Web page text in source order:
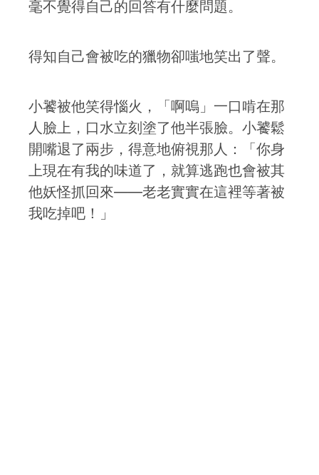
毫不覺得自己的回答有什麼問題。
得知自己會被吃的獵物卻嗤地笑出了聲。
小饕被他笑得惱火，「啊嗚」一口啃在那
人臉上，口水立刻塗了他半張臉。小饕鬆
開嘴退了兩步，得意地俯視那人：「你身
上現在有我的味道了，就算逃跑也會被其
他妖怪抓回來——老老實實在這裡等著被
我吃掉吧！」